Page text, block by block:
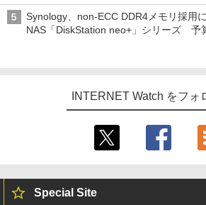
Synology、non-ECC DDR4メモリ採用
NAS「DiskStation neo+」シリーズ 予
INTERNET Watch をフォ
Special Site